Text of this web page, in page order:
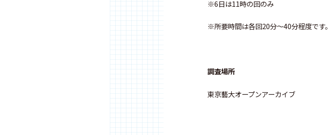
※6日は11時の回のみ
※所要時間は各回20分～40分程度です。
調査場所
東京藝大オープンアーカイブ